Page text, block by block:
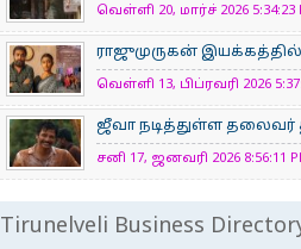
வெள்ளி 20, மார்ச் 2026 5:34:23
ராஜுமுருகன் இயக்கத்தில்
வெள்ளி 13, பிப்ரவரி 2026
ஜீவா நடித்துள்ள தலைவர்
சனி 17, ஜனவரி 2026 8:56:11
Tirunelveli Business